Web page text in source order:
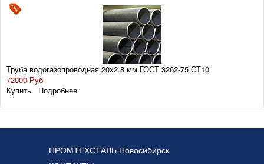
Труба водогазопроводная 20х2.8 мм ГОСТ 3262-75 СТ10
72000 Руб
Купить
Подробнее
ПРОМТЕХСТАЛЬ Новосибирск